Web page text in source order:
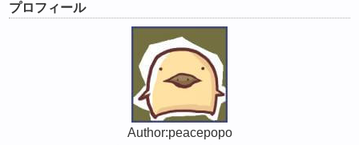
プロフィール
Author:peacepopo